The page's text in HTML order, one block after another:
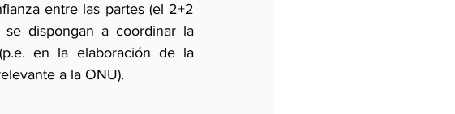
entre las partes (el 2+2
dispongan a coordinar la
en la elaboración de la
a la ONU).